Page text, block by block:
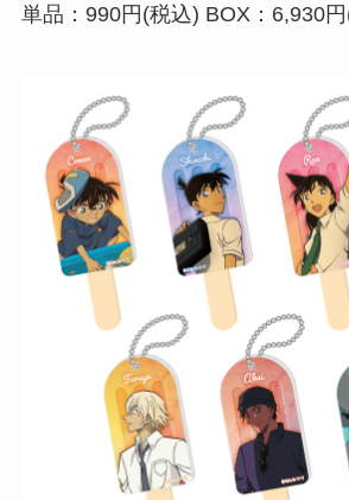
単品：990円(税込) BOX：6,930